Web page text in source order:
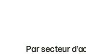
Par secteur